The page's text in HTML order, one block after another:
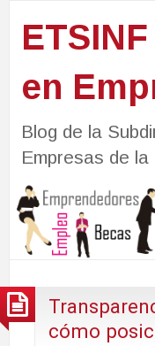
en
Blog de la
Empresas de
cómo